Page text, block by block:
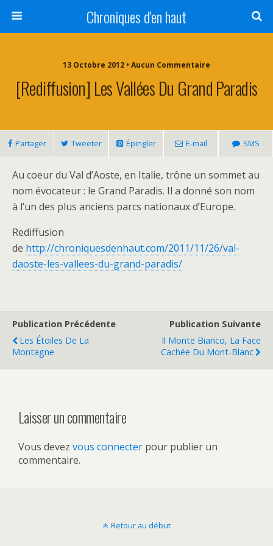
Chroniques d'en haut
13 Octobre 2012 • Aucun Commentaire
[Rediffusion] Les Vallées Du Grand Paradis
Partager Tweeter Épingler E-mail SMS
Au coeur du Val d’Aoste, en Italie, trône un sommet au
nom évocateur : le Grand Paradis. Il a donné son nom
à l’un des plus anciens parcs nationaux d’Europe.
Rediffusion
de http://chroniquesdenhaut.com/2011/11/26/val-
daoste-les-vallees-du-grand-paradis/
Publication Précédente
Les Étoiles De La
Montagne
Publication Suivante
Il Monte Bianco, La Face
Cachée Du Mont-Blanc
Laisser un commentaire
Vous devez vous connecter pour publier un
commentaire.
Retour au début